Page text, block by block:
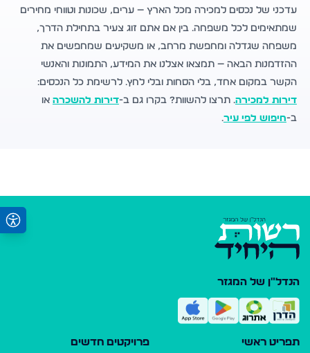
עדכני של נכסים למכירה מכל הארץ — ערים, שכונות וטווחי מחירים
שמתאימים לכל משפחה. בין אם אתם זוג צעיר בתחילת הדרך,
משפחה שגדלה ומחפשת מרחב, או משקיעים שמחפשים את
ההזדמנות הבאה — תמצאו אצלנו את המידע, התמונות והאנשי
הקשר במקום אחד, בלי הסחות ובלי לחץ. לרשימת כל הנכסים:
דירות למכירה. תרצו להשוות? בקרו גם ב-דירות להשכרה או
ב-חיפוש לפי עיר.
הנדל"ן של המגזר
תפריט ראשי פרויקטים חדשים